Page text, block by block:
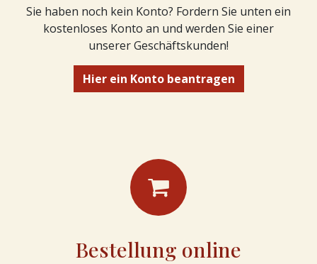
Sie haben noch kein Konto? Fordern Sie unten ein
kostenloses Konto an und werden Sie einer
unserer Geschäftskunden!
Hier ein Konto beantragen
Bestellung online